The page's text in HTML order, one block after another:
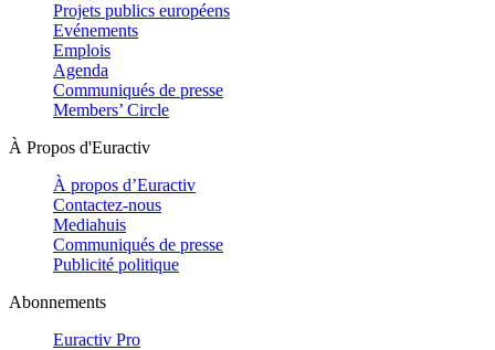
Projets publics européens
Evénements
Emplois
Agenda
Communiqués de presse
Members’ Circle
À Propos d'Euractiv
À propos d’Euractiv
Contactez-nous
Mediahuis
Communiqués de presse
Publicité politique
Abonnements
Euractiv Pro